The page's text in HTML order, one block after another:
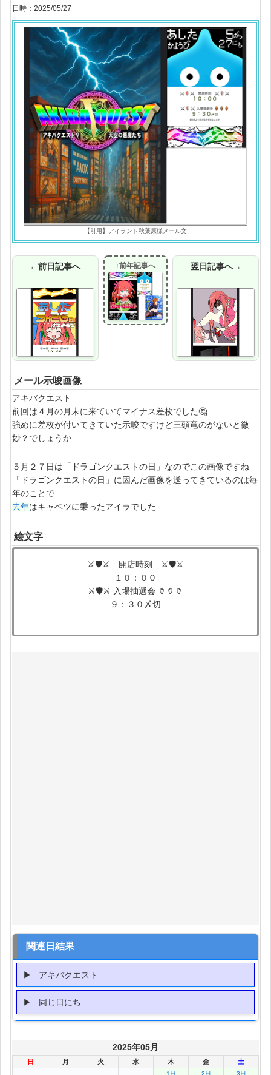
日時：2025/05/27
【引用】アイランド秋葉原様メール文
←前日記事へ ↑前年記事へ 翌日記事へ→
メール示唆画像
アキバクエスト
前回は４月の月末に来ていてマイナス差枚でした🤔
強めに差枚が付いてきていた示唆ですけど三頭竜のがないと微
妙？でしょうか
５月２７日は「ドラゴンクエストの日」なのでこの画像ですね
「ドラゴンクエストの日」に因んだ画像を送ってきているのは毎
年のことで
去年はキャベツに乗ったアイラでした
絵文字
⚔️🛡️⚔️ 開店時刻 ⚔️🛡️⚔️
１０：００
⚔️🛡️⚔️ 入場抽選会 🏺🏺🏺
９：３０〆切
関連日結果
アキバクエスト
同じ日にち
2025年05月
日 月 火 水 木 金 土
1日 2日 3日